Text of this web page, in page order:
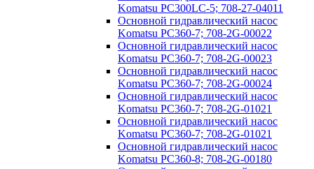
Komatsu PC300LC-5; 708-27-04011
Основной гидравлический насос
Komatsu PC360-7; 708-2G-00022
Основной гидравлический насос
Komatsu PC360-7; 708-2G-00023
Основной гидравлический насос
Komatsu PC360-7; 708-2G-00024
Основной гидравлический насос
Komatsu PC360-7; 708-2G-01021
Основной гидравлический насос
Komatsu PC360-7; 708-2G-01021
Основной гидравлический насос
Komatsu PC360-8; 708-2G-00180